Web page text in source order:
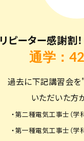
リピーター感謝割！
通学：
過去に下記講習会
いただいた方
・第二種電気工事士（学
・第一種電気工事士（学